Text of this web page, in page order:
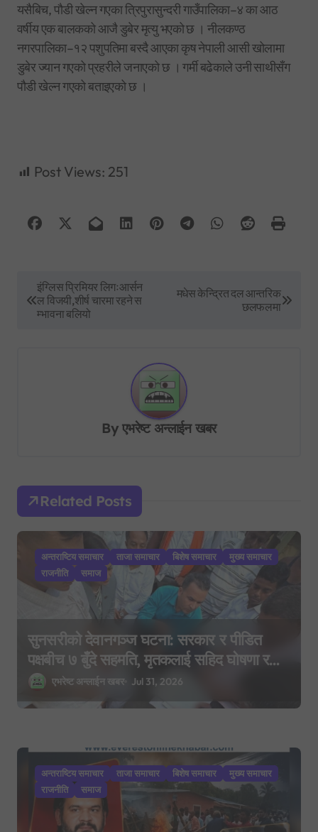
यसैबिच, पौडी खेल्न गएका त्रिपुरासुन्दरी गाउँपालिका–४ का आठ
वर्षीय एक बालकको आजै डुबेर मृत्यु भएको छ । नीलकण्ठ
नगरपालिका–१२ पशुपतिमा बस्दै आएका कृष नेपाली आसी खोलामा
डुबेर ज्यान गएको प्रहरीले जनाएको छ । गर्मी बढेकाले उनी साथीसँग
पौडी खेल्न गएको बताइएको छ ।
Post Views: 251
o
a
t
i
n
इंग्लिस प्रिमियर लिगःआर्सन
ल विजयी,शीर्ष चारमा रहने स
म्भावना बलियो
मधेस केन्द्रित दल आन्तरिक
छलफलमा
Byएभरेष्ट अन्लाईन खबर
Related Posts
अन्तराष्टिय समाचार ताजा समाचार बिशेष समाचार
मुख्य समाचार
राजनीति
समाज
सुनसरीको देवानगञ्ज घटना: सरकार र पीडित
पक्षबीच ७ बुँदे सहमति, मृतकलाई सहिद घोषणा र
परिवारलाई राहत दिइने
एभरेष्ट अन्लाईन खबर Jul 31, 2026
अन्तराष्टिय समाचार ताजा समाचार बिशेष समाचार
मुख्य समाचार
राजनीति
समाज